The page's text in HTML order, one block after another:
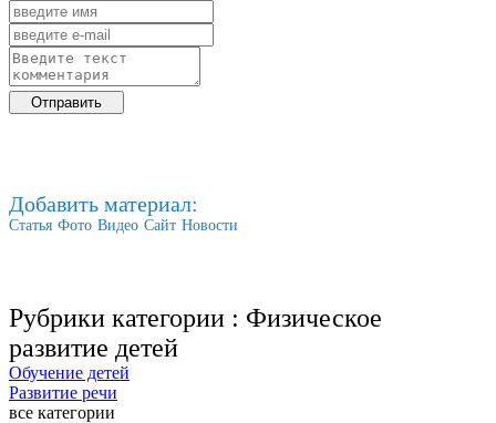
Добавить материал:
Статья Фото Видео Сайт Новости
Рубрики категории : Физическое
развитие детей
Обучение детей
Развитие речи
все категории